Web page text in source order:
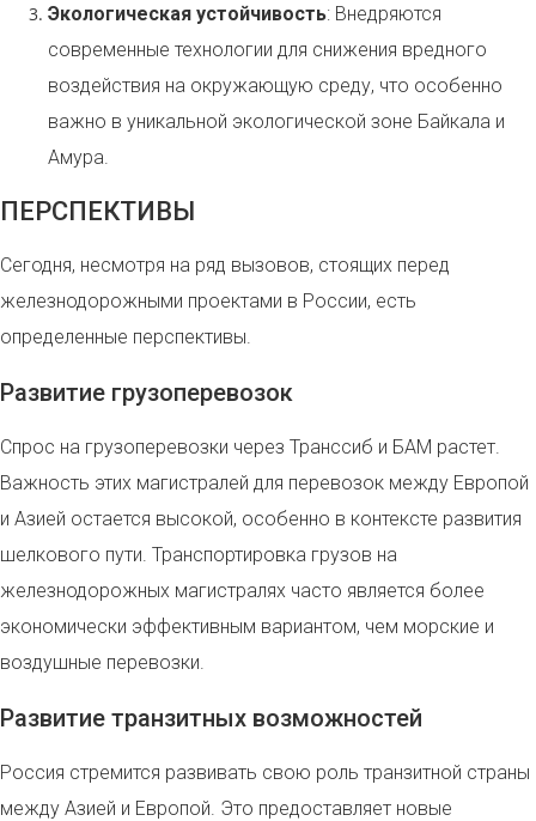
Экологическая устойчивость: Внедряются
современные технологии для снижения вредного
воздействия на окружающую среду, что особенно
важно в уникальной экологической зоне Байкала и
Амура.
ПЕРСПЕКТИВЫ
Сегодня, несмотря на ряд вызовов, стоящих перед
железнодорожными проектами в России, есть
определенные перспективы.
Развитие грузоперевозок
Спрос на грузоперевозки через Транссиб и БАМ растет.
Важность этих магистралей для перевозок между Европой
и Азией остается высокой, особенно в контексте развития
шелкового пути. Транспортировка грузов на
железнодорожных магистралях часто является более
экономически эффективным вариантом, чем морские и
воздушные перевозки.
Развитие транзитных возможностей
Россия стремится развивать свою роль транзитной страны
между Азией и Европой. Это предоставляет новые